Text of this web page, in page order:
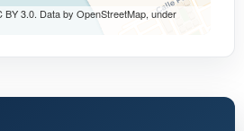
BY 3.0. Data by OpenStreetMap, under